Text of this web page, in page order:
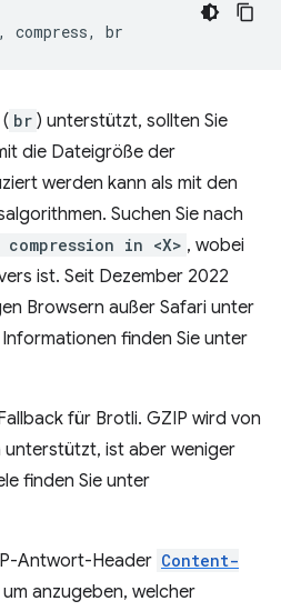
( br ) unterstützt, sollten Sie
die Dateigröße der
werden kann als mit den
Suchen Sie nach
in <X> , wobei
ist. Seit Dezember 2022
Browsern außer Safari unter
finden Sie unter
für Brotli. GZIP wird von
unterstützt, ist aber weniger
finden Sie unter
Antwort-Header Content-
anzugeben, welcher